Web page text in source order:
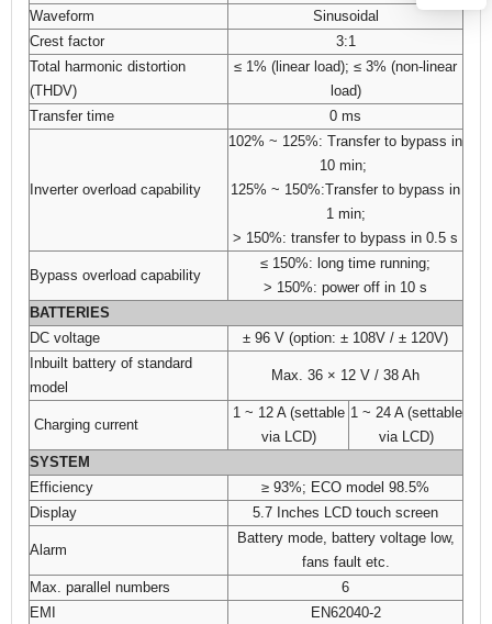
Waveform
Sinusoidal
Crest factor
3:1
Total harmonic distortion
(THDV)
≤ 1% (linear load); ≤ 3% (non-linear
load)
Transfer time
0 ms
Inverter overload capability
102% ~ 125%: Transfer to bypass in
10 min;
125% ~ 150%:Transfer to bypass in
1 min;
> 150%: transfer to bypass in 0.5 s
Bypass overload capability
≤ 150%: long time running;
> 150%: power off in 10 s
BATTERIES
DC voltage
± 96 V (option: ± 108V / ± 120V)
Inbuilt battery of standard
model
Max. 36 × 12 V / 38 Ah
Charging current
1 ~ 12 A (settable
via LCD)
1 ~ 24 A (settable
via LCD)
SYSTEM
Efficiency
≥ 93%; ECO model 98.5%
Display
5.7 Inches LCD touch screen
Alarm
Battery mode, battery voltage low,
fans fault etc.
Max. parallel numbers
6
EMI
EN62040-2